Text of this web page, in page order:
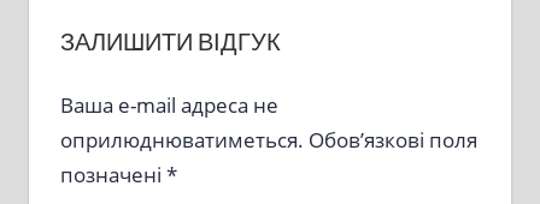
ЗАЛИШИТИ ВІДГУК
Ваша e-mail адреса не
оприлюднюватиметься. Обов’язкові поля
позначені *